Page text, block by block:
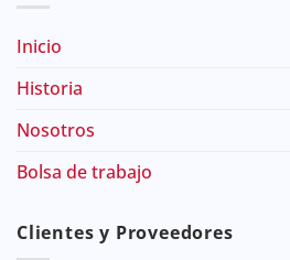
Inicio
Historia
Nosotros
Bolsa de trabajo
Clientes y Proveedores